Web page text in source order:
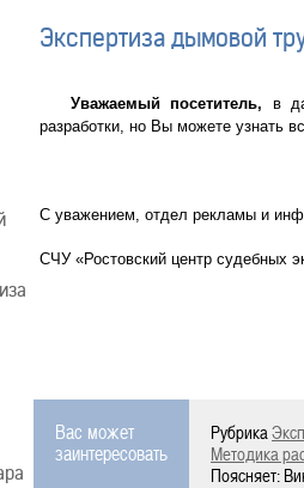
Экспертиза дымовой
Уважаемый посетитель, в
разработки, но Вы можете узнать
С уважением, отдел рекламы и
СЧУ «Ростовский центр судебных
Вас может
заинтересовать
Рубрика
Методика
Поясняет: